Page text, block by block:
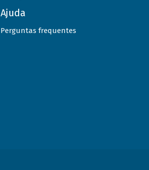
Ajuda
Perguntas frequentes